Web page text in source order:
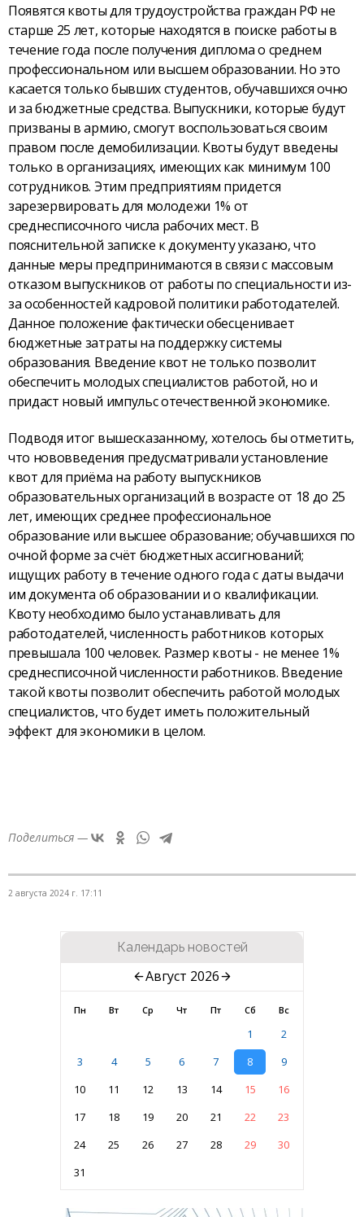
Появятся квоты для трудоустройства граждан РФ не
старше 25 лет, которые находятся в поиске работы в
течение года после получения диплома о среднем
профессиональном или высшем образовании. Но это
касается только бывших студентов, обучавшихся очно
и за бюджетные средства. Выпускники, которые будут
призваны в армию, смогут воспользоваться своим
правом после демобилизации. Квоты будут введены
только в организациях, имеющих как минимум 100
сотрудников. Этим предприятиям придется
зарезервировать для молодежи 1% от
среднесписочного числа рабочих мест. В
пояснительной записке к документу указано, что
данные меры предпринимаются в связи с массовым
отказом выпускников от работы по специальности из-
за особенностей кадровой политики работодателей.
Данное положение фактически обесценивает
бюджетные затраты на поддержку системы
образования. Введение квот не только позволит
обеспечить молодых специалистов работой, но и
придаст новый импульс отечественной экономике.
Подводя итог вышесказанному, хотелось бы отметить,
что нововведения предусматривали установление
квот для приёма на работу выпускников
образовательных организаций в возрасте от 18 до 25
лет, имеющих среднее профессиональное
образование или высшее образование; обучавшихся по
очной форме за счёт бюджетных ассигнований;
ищущих работу в течение одного года с даты выдачи
им документа об образовании и о квалификации.
Квоту необходимо было устанавливать для
работодателей, численность работников которых
превышала 100 человек. Размер квоты - не менее 1%
среднесписочной численности работников. Введение
такой квоты позволит обеспечить работой молодых
специалистов, что будет иметь положительный
эффект для экономики в целом.
Поделиться —
2 августа 2024 г. 17:11
Календарь новостей
Август 2026
Пн Вт Ср Чт Пт Сб Вс
1
2
3
4 5 6 7 8
9
10
11 12 13 14 15
16
17
18 19 20 21 22
23
24
25 26 27 28 29
30
31